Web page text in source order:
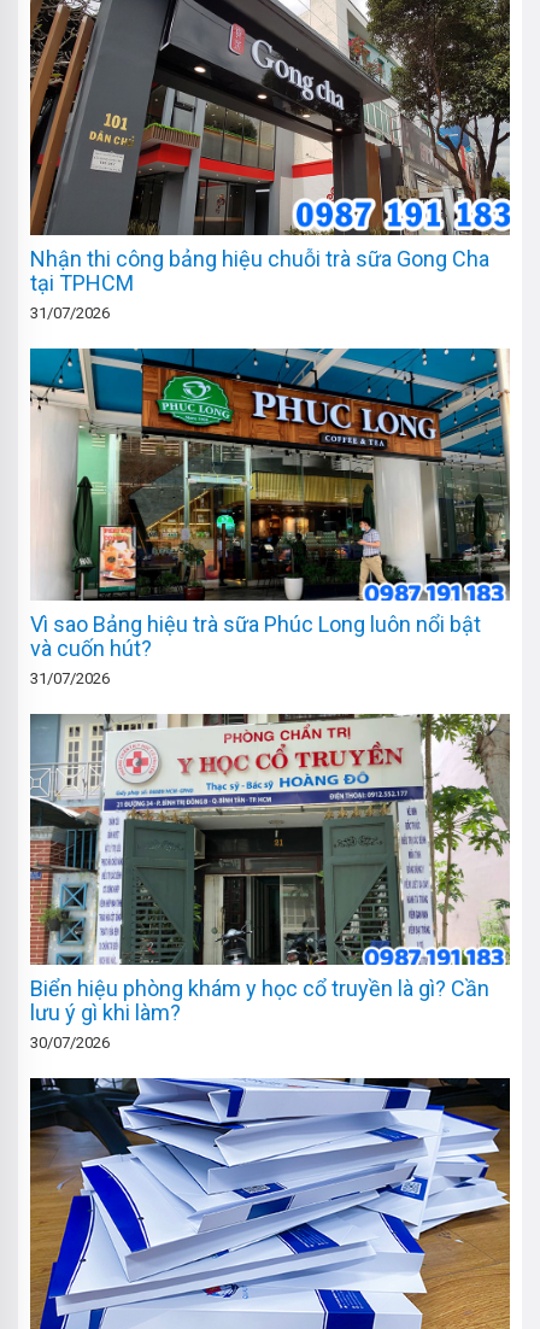
Nhận thi công bảng hiệu chuỗi trà sữa Gong Cha
tại TPHCM
31/07/2026
Vì sao Bảng hiệu trà sữa Phúc Long luôn nổi bật
và cuốn hút?
31/07/2026
Biển hiệu phòng khám y học cổ truyền là gì? Cần
lưu ý gì khi làm?
30/07/2026